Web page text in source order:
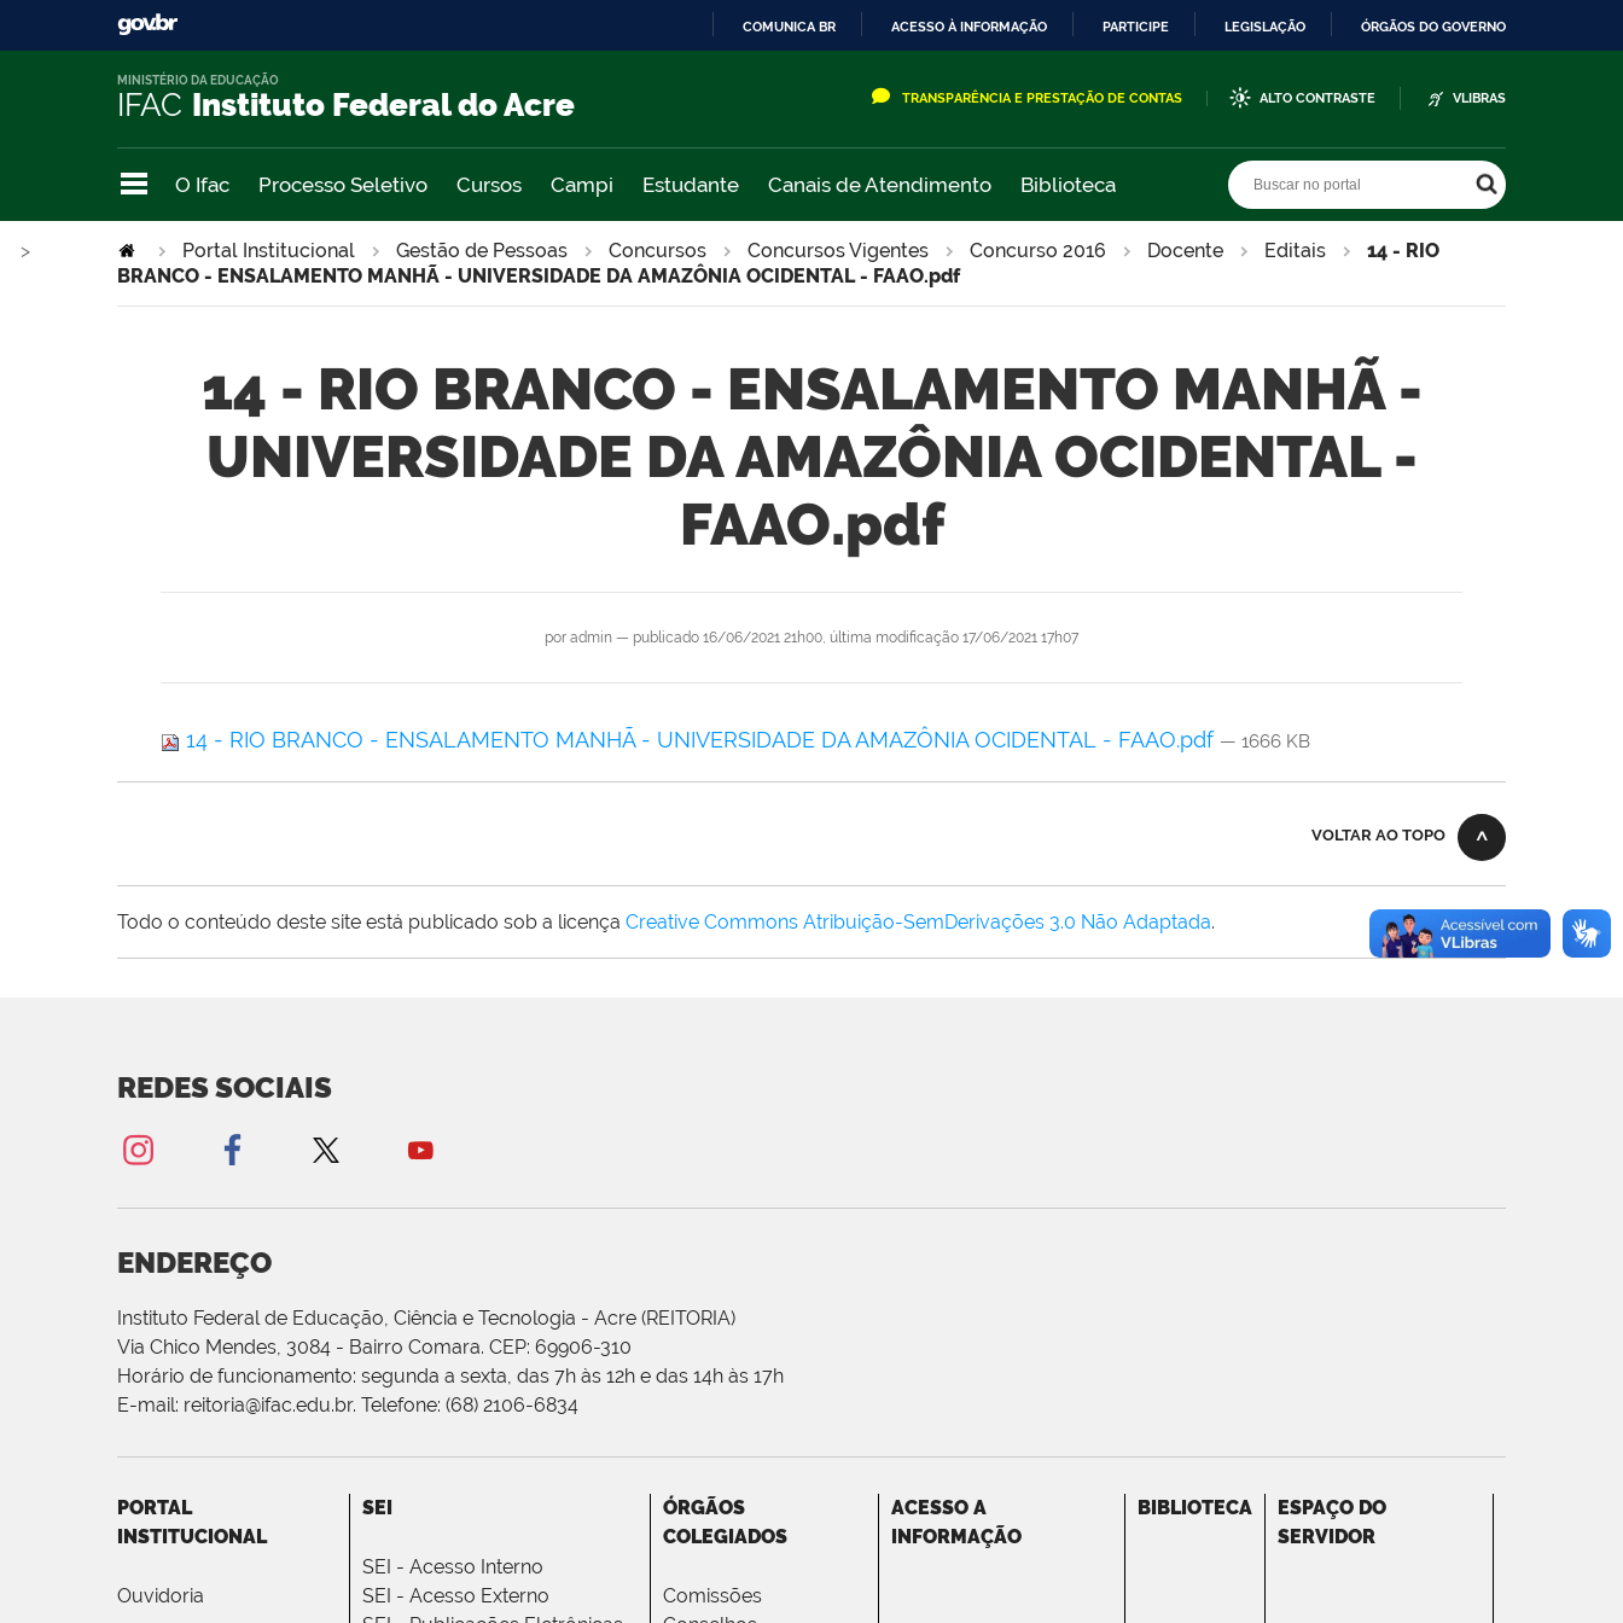
COMUNICA BR ACESSO À INFORMAÇÃO PARTICIPE LEGISLAÇÃO ÓRGÃOS DO GOVERNO
IFAC Instituto Federal do Acre
MINISTÉRIO DA EDUCAÇÃO
TRANSPARÊNCIA E PRESTAÇÃO DE CONTAS ALTO CONTRASTE VLIBRAS
O Ifac Processo Seletivo Cursos Campi Estudante Canais de Atendimento Biblioteca
Portal Institucional Gestão de Pessoas Concursos Concursos Vigentes Concurso 2016 Docente
> Editais
>
14 - RIO
BRANCO - ENSALAMENTO MANHÃ - UNIVERSIDADE DA AMAZÔNIA OCIDENTAL - FAAO.pdf
14 - RIO BRANCO - ENSALAMENTO MANHÃ -
UNIVERSIDADE DA AMAZÔNIA OCIDENTAL -
FAAO.pdf
por admin — publicado 16/06/2021 21h00, última modificação 17/06/2021 17h07
14 - RIO BRANCO - ENSALAMENTO MANHÃ - UNIVERSIDADE DA AMAZÔNIA OCIDENTAL - FAAO.pdf — 1666 KB
VOLTAR AO TOPO
Todo o conteúdo deste site está publicado sob a licença Creative Commons Atribuição-SemDerivações 3.0 Não Adaptada.
REDES SOCIAIS
ENDEREÇO
Instituto Federal de Educação, Ciência e Tecnologia - Acre (REITORIA)
Via Chico Mendes, 3084 - Bairro Comara. CEP: 69906-310
Horário de funcionamento: segunda a sexta, das 7h às 12h e das 14h às 17h
E-mail: reitoria@ifac.edu.br. Telefone: (68) 2106-6834
PORTAL
INSTITUCIONAL
Ouvidoria
SEI
SEI - Acesso Interno
SEI - Acesso Externo
ÓRGÃOS
COLEGIADOS
Comissões
ACESSO A
INFORMAÇÃO
BIBLIOTECA
ESPAÇO DO
SERVIDOR